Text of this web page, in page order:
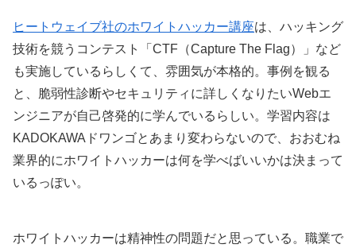
ヒートウェイブ社のホワイトハッカー講座は、ハッキング
技術を競うコンテスト「CTF（Capture The Flag）」など
も実施しているらしくて、雰囲気が本格的。事例を観る
と、脆弱性診断やセキュリティに詳しくなりたいWebエ
ンジニアが自己啓発的に学んでいるらしい。学習内容は
KADOKAWAドワンゴとあまり変わらないので、おおむね
業界的にホワイトハッカーは何を学べばいいかは決まって
いるっぽい。
ホワイトハッカーは精神性の問題だと思っている。職業で